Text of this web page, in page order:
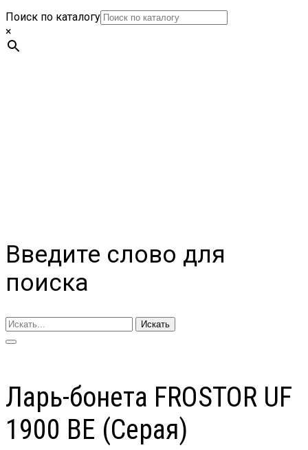
Поиск по каталогу
×
Введите слово для
поиска
Искать
Ларь-бонета FROSTOR UF
1900 BЕ (Серая)